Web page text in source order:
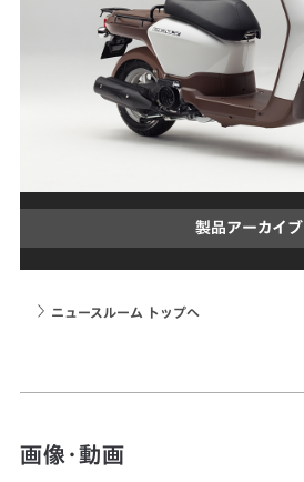
製品アーカイブ
ニュースルーム トップへ
画像・動画